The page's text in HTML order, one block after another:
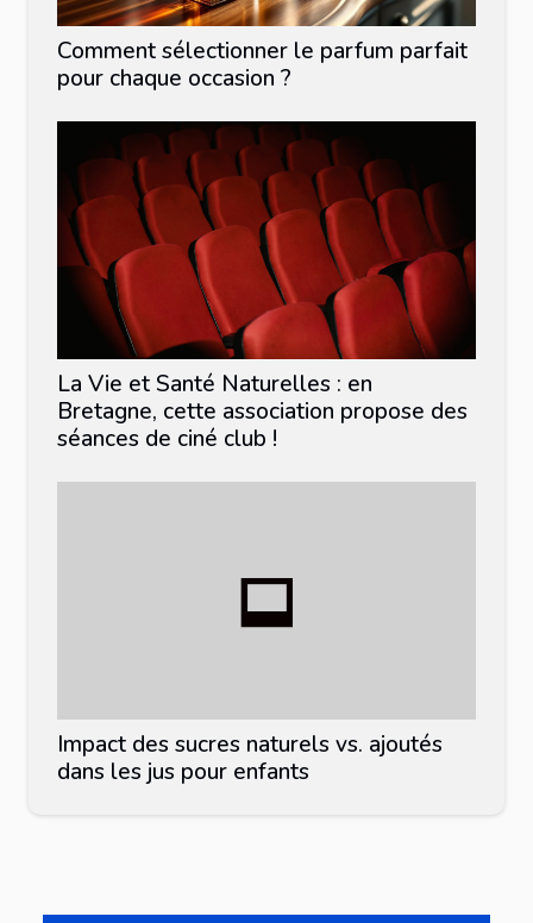
Comment sélectionner le parfum parfait
pour chaque occasion ?
La Vie et Santé Naturelles : en
Bretagne, cette association propose des
séances de ciné club !
Impact des sucres naturels vs. ajoutés
dans les jus pour enfants